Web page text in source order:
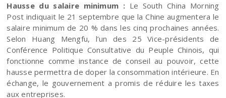
Hausse du salaire minimum :Le South China Morning
Post indiquait le 21 septembre que la Chine augmentera le
salaire minimum de 20 % dans les cinq prochaines années.
Selon Huang Mengfu, l’un des 25 Vice-présidents de
Conférence Politique Consultative du Peuple Chinois, qui
fonctionne comme instance de conseil au pouvoir, cette
hausse permettra de doper la consommation intérieure. En
échange, le gouvernement a promis de réduire les taxes
aux entreprises.